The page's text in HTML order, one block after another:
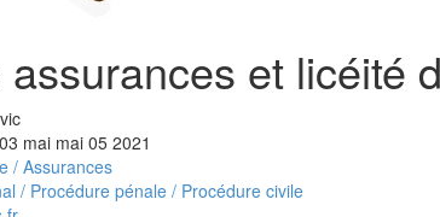
et licéité
03 mai mai 05 2021
/ Assurances
/ Procédure pénale / Procédure civile